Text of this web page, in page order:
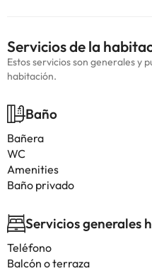
Servicios de la
Estos servicios son generales y
habitación.
Baño
Bañera
WC
Amenities
Baño privado
Servicios generales
Teléfono
Balcón o terraza